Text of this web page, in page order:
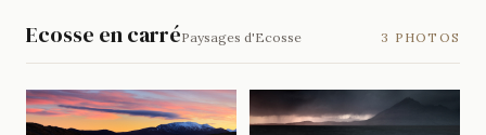
Ecosse en carréPaysages d'Ecosse 3 PHOTOS